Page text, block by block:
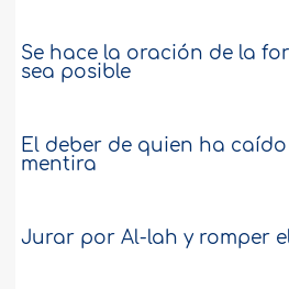
Se hace la oración de la
sea posible
El deber de quien ha caído
mentira
Jurar por Al-lah y romper